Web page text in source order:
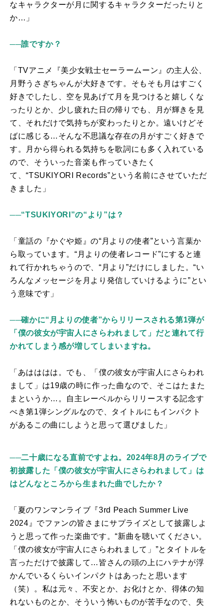
なキャラクターが月に関するキャラクターだったりと
か…」
──誰ですか？
「 TVアニメ『美少女戦士セーラームーン』の主人公、
月野うさぎちゃんが大好きです。そもそも月はすごく
好きでしたし、空を見あげて月を見つけると嬉しくな
ったりとか、少し疲れた日の帰りでも、月が輝きを見
て、それだけで気持ちが変わったりとか。遠いけどそ
ばに感じる…そんな不思議な存在の月がすごく好きで
す。月から得られる気持ちを歌詞にも多く入れている
ので、そういった音楽も作っていきたく
て、“TSUKIYORI Records”という名前にさせていただ
きました」
──“TSUKIYORI”の“より”は？
「童話の『かぐや姫』の“月よりの使者”という言葉か
ら取っています。“月よりの使者レコード”にすると連
れて行かれちゃうので、“月より”だけにしました。“い
ろんなメッセージを月より発信していけるように”とい
う意味です」
──確かに“月よりの使者”からリリースされる第1弾が
「僕の彼女が宇宙人にさらわれまして」だと連れて行
かれてしまう感が増してしまいますね。
「あはははは。でも、「僕の彼女が宇宙人にさらわれ
まして」は19歳の時に作った曲なので、そこはたまた
まというか…。自主レーベルからリリースする記念す
べき第1弾シングルなので、タイトルにもインパクト
があるこの曲にしようと思って選びました」
──二十歳になる直前ですよね。2024年8月のライブで
初披露した「僕の彼女が宇宙人にさらわれまして」は
はどんなところから生まれた曲でしたか？
「夏のワンマンライブ『3rd Peach Summer Live
2024 』でファンの皆さまにサプライズとして披露しよ
うと思って作った楽曲です。“新曲を聴いてください。
「僕の彼女が宇宙人にさらわれまして」”とタイトルを
言っただけで披露して…皆さんの頭の上にハテナが浮
かんでいるくらいインパクトはあったと思います
（笑）。私は元々、不安とか、お化けとか、得体の知
れないものとか、そういう怖いものが苦手なので、失